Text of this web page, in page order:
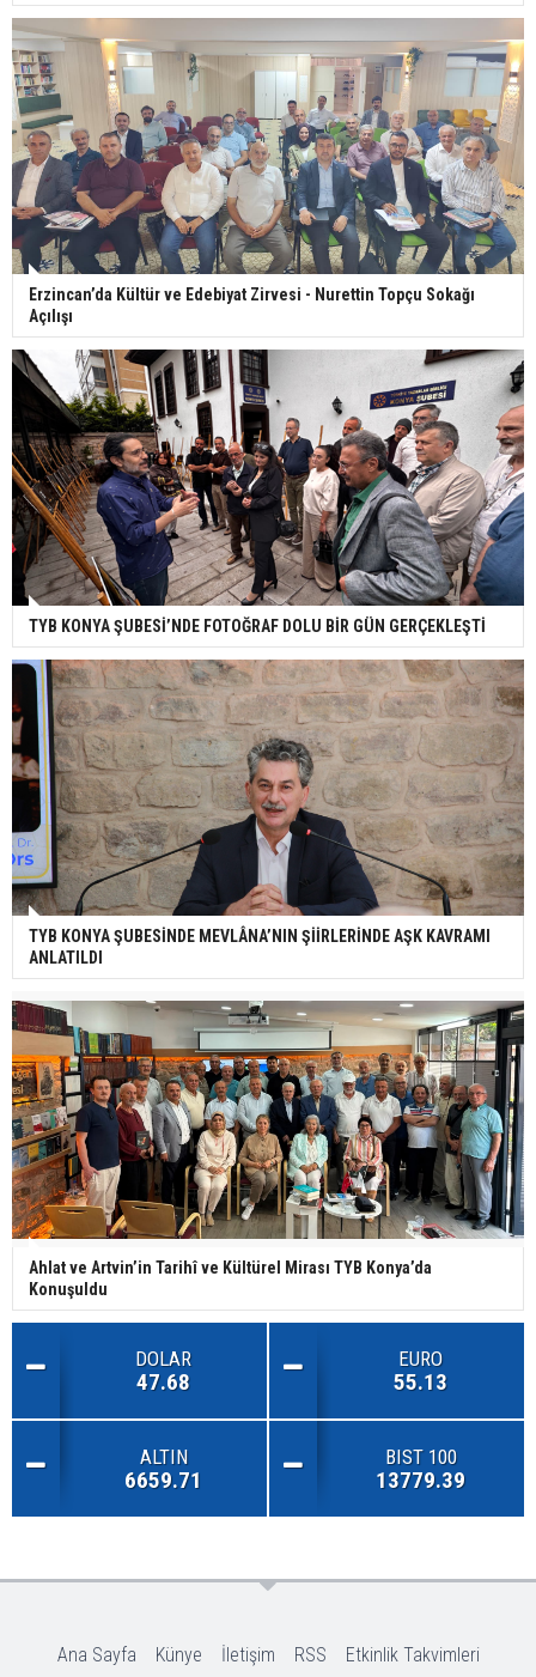
Erzincan’da Kültür ve Edebiyat Zirvesi - Nurettin Topçu Sokağı
Açılışı
TYB KONYA ŞUBESİ’NDE FOTOĞRAF DOLU BİR GÜN GERÇEKLEŞTİ
TYB KONYA ŞUBESİNDE MEVLÂNA’NIN ŞİİRLERİNDE AŞK KAVRAMI
ANLATILDI
Ahlat ve Artvin’in Tarihî ve Kültürel Mirası TYB Konya’da
Konuşuldu
DOLAR
47.68
EURO
55.13
ALTIN
6659.71
BIST 100
13779.39
Ana Sayfa Künye İletişim RSS Etkinlik Takvimleri